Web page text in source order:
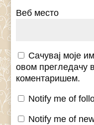
Веб место
Сачувај моје
овом прегледачу
коментаришем.
Notify me of
Notify me of